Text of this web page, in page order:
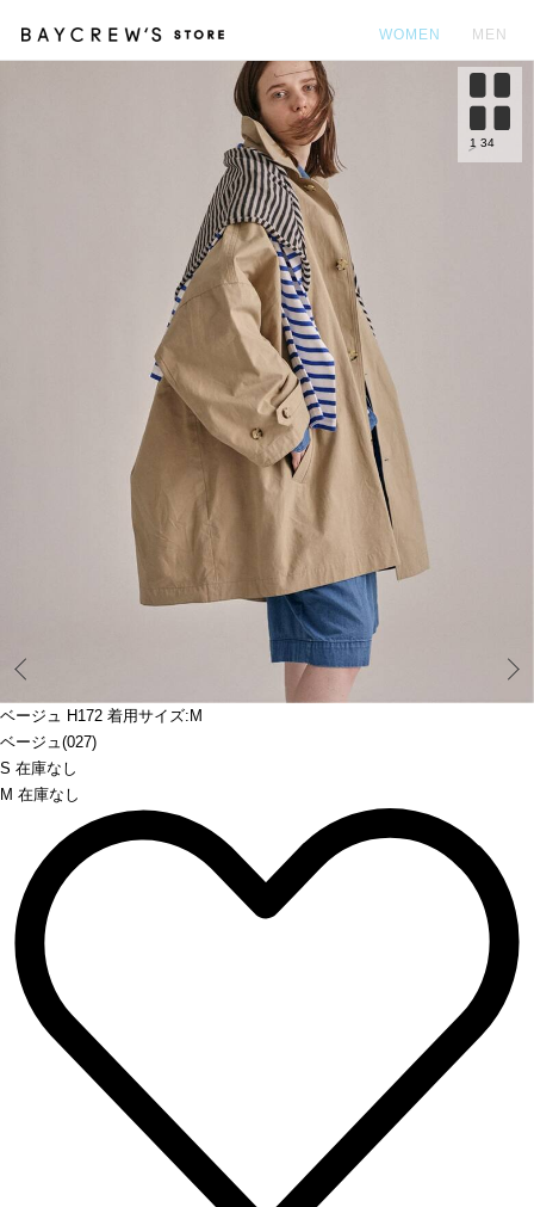
WOMEN MEN
ベージュ H172 着用サイズ:M
ベージュ(027)
S 在庫なし
M 在庫なし
1 34